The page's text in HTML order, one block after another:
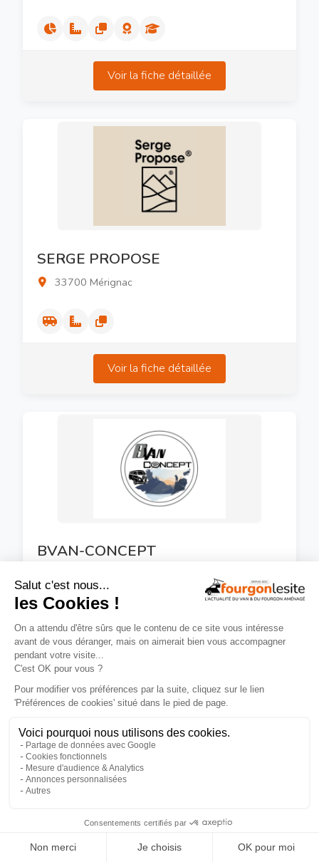
Voir la fiche détaillée
SERGE PROPOSE
33700 Mérignac
Voir la fiche détaillée
BVAN-CONCEPT
CONCEPT VAN & FOURGON